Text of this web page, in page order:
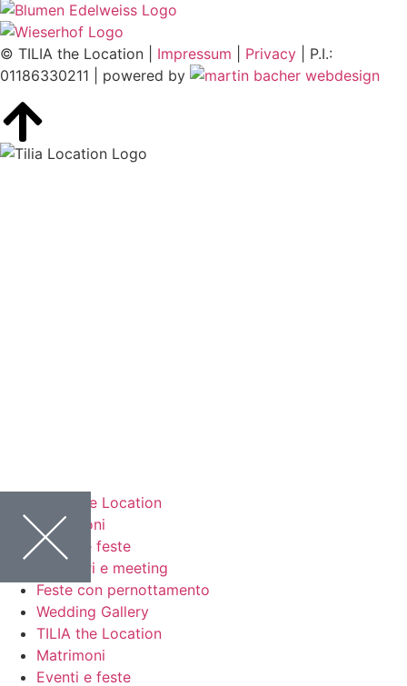
© TILIA the Location | Impressum Privacy
| P.I.:
01186330211 | powered by
TILIA the Location
Matrimoni
Eventi e feste
Seminari e meeting
Feste con pernottamento
Wedding Gallery
TILIA the Location
Matrimoni
Eventi e feste